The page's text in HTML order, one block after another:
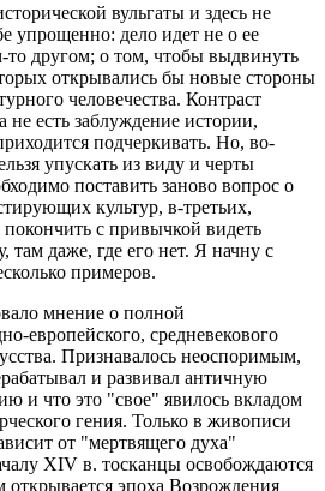
вульгаты и здесь не
упрощенно: дело идет не о ее
другом; о том, чтобы выдвинуть
открывались бы новые стороны
человечества. Контраст
не есть заблуждение истории,
подчеркивать. Но, во-
упускать из виду и черты
поставить заново вопрос о
культур, в-третьих,
покончить с привычкой видеть
там даже, где его нет. Я начну с
примеров.
мнение о полной
европейского, средневекового
Признавалось неоспоримым,
и развивал античную
и что это "свое" явилось вкладом
гения. Только в живописи
от "мертвящего духа"
XIV в. тосканцы освобождаются
открывается эпоха Возрождения